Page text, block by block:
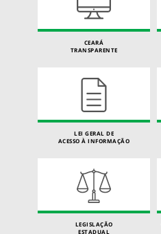
CEARÁ
TRANSPARENTE
LEI GERAL DE
ACESSO À INFORMAÇÃO
LEGISLAÇÃO
ESTADUAL